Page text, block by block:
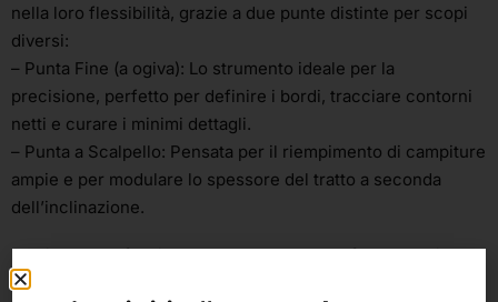
nella loro flessibilità, grazie a due punte distinte per scopi
diversi:
– Punta Fine (a ogiva): Lo strumento ideale per la
precisione, perfetto per definire i bordi, tracciare contorni
netti e curare i minimi dettagli.
– Punta a Scalpello: Pensata per il riempimento di campiture
ampie e per modulare lo spessore del tratto a seconda
dell’inclinazione.
Inchiostro Professionale a Base d’Alcol: La formula dei
Promarker è studiata per garantire prestazioni d’eccellenza: